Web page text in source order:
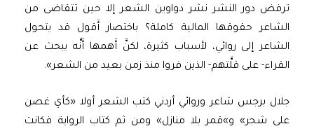
ترفض دور النشر نشر دواوين الشعر إلا حين تتقاضى من
الشاعر حقوقها المالية كاملة؟ باختصار أَقول قد يتحول
الشاعر إلى روائي، لأسباب كثيرة، لكنَّ أَهمها أَنَّه يبحث عن
القراء- على قلَّتهم- الذين فروا منذ زمن بعيد من الشعر».
جلال برجس شاعر وروائي أردني كتب الشعر أولا «كأي غصن
على شجر» و»قمر بلا منازل» ومن ثم كتاب الرواية فكانت